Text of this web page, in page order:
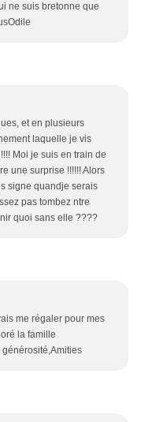
ne suis bretonne que
et en plusieurs
laquelle je vis
Moi je suis en train de
une surprise !!!!!! Alors
signe quandje serais
pas tombez ntre
quoi sans elle ????
me régaler pour mes
la famille
générosité,Amities